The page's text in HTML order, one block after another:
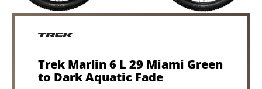
Trek Marlin 6 L 29 Miami Green
to Dark Aquatic Fade